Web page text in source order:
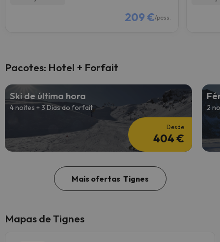
209 €/pess.
Pacotes: Hotel + Forfait
Ski de última hora
4 noites + 3 Dias do forfait
Desde
404 €
2
Mais ofertas Tignes
Mapas de Tignes